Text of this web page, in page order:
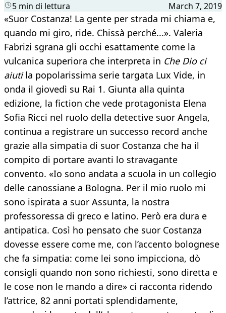
5 min di lettura March 7, 2019
«Suor Costanza! La gente per strada mi chiama e,
quando mi giro, ride. Chissà perché...». Valeria
Fabrizi sgrana gli occhi esattamente come la
vulcanica superiora che interpreta in Che Dio ci
aiutila popolarissima serie targata Lux Vide, in
onda il giovedì su Rai 1. Giunta alla quinta
edizione, la fiction che vede protagonista Elena
Sofia Ricci nel ruolo della detective suor Angela,
continua a registrare un successo record anche
grazie alla simpatia di suor Costanza che ha il
compito di portare avanti lo stravagante
convento. «Io sono andata a scuola in un collegio
delle canossiane a Bologna. Per il mio ruolo mi
sono ispirata a suor Assunta, la nostra
professoressa di greco e latino. Però era dura e
antipatica. Così ho pensato che suor Costanza
dovesse essere come me, con l’accento bolognese
che fa simpatia: come lei sono impicciona, dò
consigli quando non sono richiesti, sono diretta e
le cose non le mando a dire» ci racconta ridendo
l’attrice, 82 anni portati splendidamente,